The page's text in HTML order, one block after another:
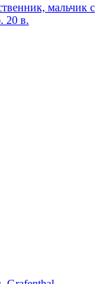
мальчик с
20 в.